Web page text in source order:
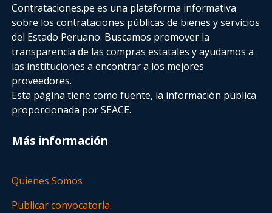
Contrataciones.pe es una plataforma informativa
sobre los contrataciones públicas de bienes y servicios
del Estado Peruano. Buscamos promover la
transparencia de las compras estatalesy ayudamos a
las instituciones a encontrar a los mejores
proveedores.
Esta página tiene como fuente, la información pública
proporcionada por SEACE.
Más información
Quienes Somos
Publicar convocatoria